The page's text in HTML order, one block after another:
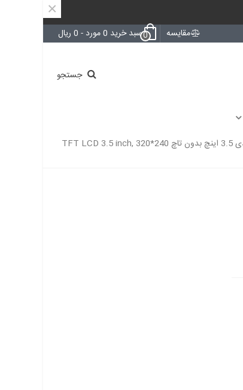
×
مقایسه 0سبد خرید 0مورد - 0 ریال
جستجو
السیدی 3.5 اینچ بدون تاچ TFT LCD 3.5 inch, 320*240